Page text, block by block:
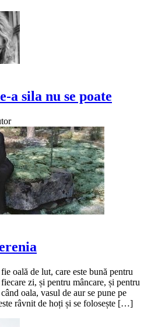
a sila nu se poate
oală de lut, care este bună pentru
zi, și pentru mâncare, și pentru
oala, vasul de aur se pune pe
râvnit de hoți și se folosește […]